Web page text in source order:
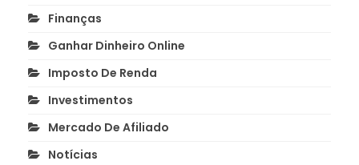
Finanças
Ganhar Dinheiro Online
Imposto De Renda
Investimentos
Mercado De Afiliado
Notícias